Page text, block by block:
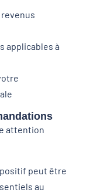
revenus
applicables à
attention
peut être
au